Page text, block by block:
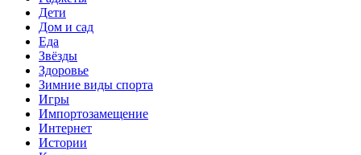
Дети
Дом и сад
Еда
Звёзды
Здоровье
Зимние виды спорта
Игры
Импортозамещение
Интернет
Истории